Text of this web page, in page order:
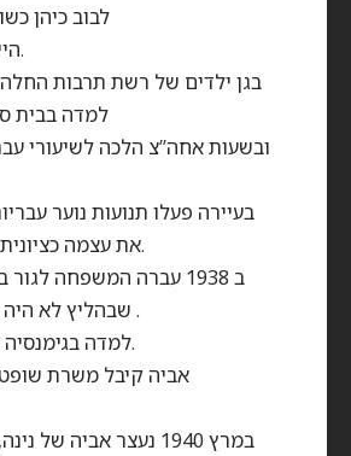
לבוב כיהן
הייתה עקרת בית.
בגן ילדים של רשת תרבות
למדה בבית
ובשעות אחה”צ הלכה לשיעורי
בעיירה פעלו תנועות נוער
את עצמה כציונית וכיהודייה גאה.
ב 1938 עברה המשפחה לגור
שבהליץ לא היה בית ספר תיכון .
למדה בגימנסיה היהודית בלאט.
אביה קיבל משרת
במרץ 1940 נעצר אביה של